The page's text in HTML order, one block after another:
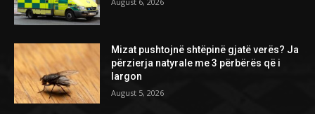
Mizat pushtojnë shtëpinë gjatë verës? Ja
përzierja natyrale me 3 përbërës që i
largon
August 5, 2026